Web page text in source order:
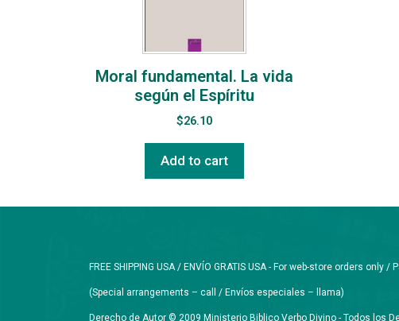
Moral fundamental. La vida
según el Espíritu
$26.10
Add to cart
FREE SHIPPING USA / ENVÍO GRATIS USA - For web-store orders
(Special arrangements – call / Envíos especiales – llama)
Derecho de Autor © 2009 Ministerio Biblico Verbo Divino - Todos los